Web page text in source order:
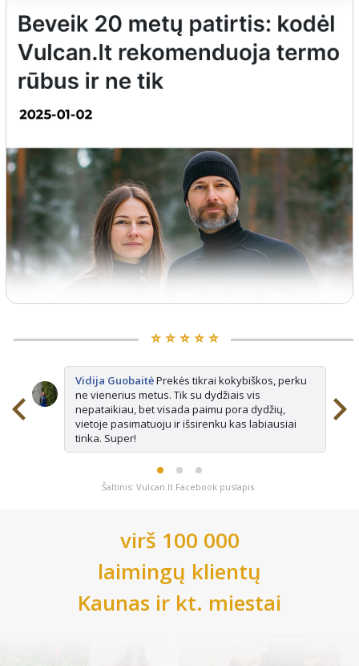
⭐️ ⭐️ ⭐️ ⭐️ ⭐️
Vidija GuobaitėPrekės tikrai kokybiškos, perku
ne vienerius metus. Tik su dydžiais vis
nepataikiau, bet visada paimu pora dydžių,
vietoje pasimatuoju ir išsirenku kas labiausiai
tinka. Super!
Šaltinis: Vulcan.lt Facebook puslapis
virš 100 000
laimingų klientų
Kaunas ir kt. miestai